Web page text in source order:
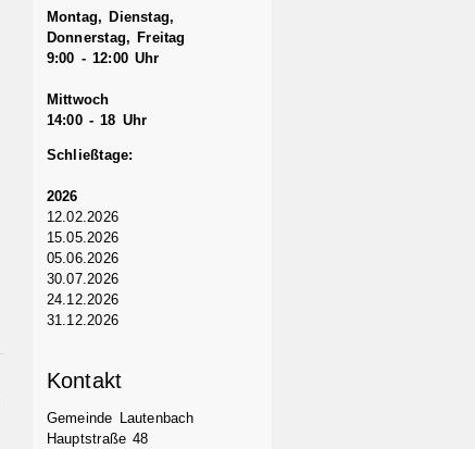
Montag, Dienstag,
Donnerstag, Freitag
9:00 - 12:00 Uhr
Mittwoch
14:00 - 18 Uhr
Schließtage:
2026
12.02.2026
15.05.2026
05.06.2026
30.07.2026
24.12.2026
31.12.2026
Kontakt
Gemeinde Lautenbach
Hauptstraße 48